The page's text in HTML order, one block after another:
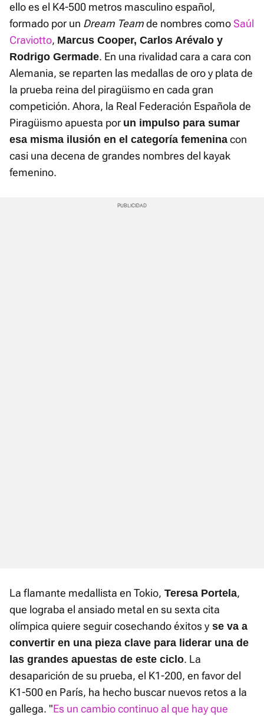
ello es el K4-500 metros masculino español,
formado por un Dream Teamde nombres como Saúl
Craviotto, Marcus Cooper, Carlos Arévalo y
Rodrigo Germade. En una rivalidad cara a cara con
Alemania, se reparten las medallas de oro y plata de
la prueba reina del piragüismo en cada gran
competición. Ahora, la Real Federación Española de
Piragüismo apuesta por un impulso para sumar
esa misma ilusión en el categoría femenina con
casi una decena de grandes nombres del kayak
femenino.
La flamante medallista en Tokio, Teresa Portela,
que lograba el ansiado metal en su sexta cita
olímpica quiere seguir cosechando éxitos y se va a
convertir en una pieza clave para liderar una de
las grandes apuestas de este ciclo. La
desaparición de su prueba, el K1-200, en favor del
K1-500 en París, ha hecho buscar nuevos retos a la
gallega. "Es un cambio continuo al que hay que